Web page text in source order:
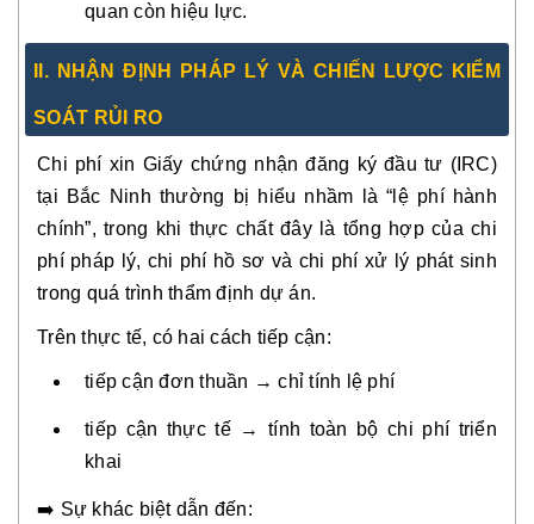
quan còn hiệu lực.
II. NHẬN ĐỊNH PHÁP LÝ VÀ CHIẾN LƯỢC KIỂM
SOÁT RỦI RO
Chi phí xin Giấy chứng nhận đăng ký đầu tư (IRC)
tại Bắc Ninh thường bị hiểu nhầm là “lệ phí hành
chính”, trong khi thực chất đây là tổng hợp của chi
phí pháp lý, chi phí hồ sơ và chi phí xử lý phát sinh
trong quá trình thẩm định dự án.
Trên thực tế, có hai cách tiếp cận:
tiếp cận đơn thuần → chỉ tính lệ phí
tiếp cận thực tế → tính toàn bộ chi phí triển
khai
➡️ Sự khác biệt dẫn đến: